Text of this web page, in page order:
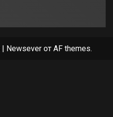
Newseverот AF themes.